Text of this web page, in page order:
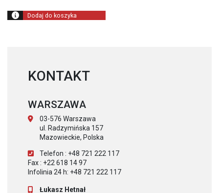
000,00 zł.
30
000,00 zł.
Dodaj do koszyka
KONTAKT
WARSZAWA
03-576 Warszawa
ul. Radzymińska 157
Mazowieckie, Polska
Telefon : +48 721 222 117
Fax : +22 618 14 97
Infolinia 24 h: +48 721 222 117
Łukasz Hetnał